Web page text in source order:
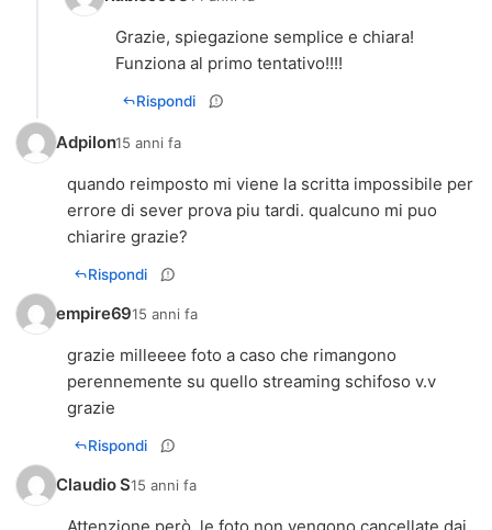
Grazie, spiegazione semplice e chiara!
Funziona al primo tentativo!!!!
Rispondi
Adpilon15 anni fa
quando reimposto mi viene la scritta impossibile per
errore di sever prova piu tardi. qualcuno mi puo
chiarire grazie?
Rispondi
empire6915 anni fa
grazie milleeee foto a caso che rimangono
perennemente su quello streaming schifoso v.v
grazie
Rispondi
Claudio S15 anni fa
Attenzione però, le foto non vengono cancellate dai